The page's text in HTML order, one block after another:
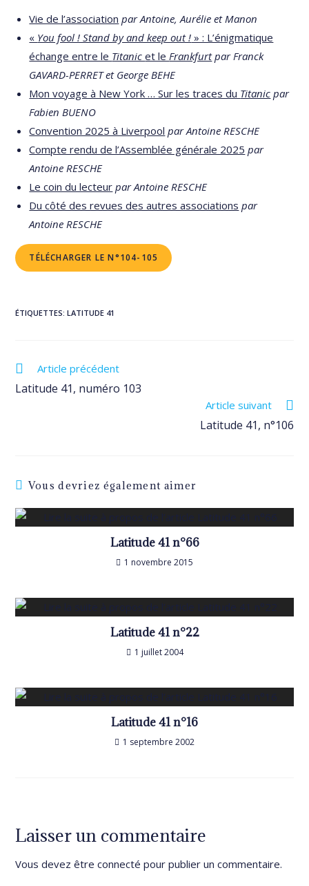
Vie de l’association par Antoine, Aurélie et Manon
« You fool ! Stand by and keep out ! » : L’énigmatique
échange entre le Titanicet leFrankfurtpar Franck
GAVARD-PERRET et George BEHE
Mon voyage à New York … Sur les traces du Titanic par
Fabien BUENO
Convention 2025 à Liverpool par Antoine RESCHE
Compte rendu de l’Assemblée générale 2025 par
Antoine RESCHE
Le coin du lecteur par Antoine RESCHE
Du côté des revues des autres associations par
Antoine RESCHE
TÉLÉCHARGER LE N°104-105
ÉTIQUETTES:LATITUDE 41
Read
articles
Article précédent
Latitude 41, numéro 103
Article suivant
Latitude 41, n°106
Vous devriez également aimer
Latitude 41 n°66
1 novembre 2015
Latitude 41 n°22
1 juillet 2004
Latitude 41 n°16
1 septembre 2002
Laisser un commentaire
Vous devez êtreconnecté pour publier un commentaire.